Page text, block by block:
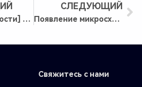
[Хорошие новости] Компания Chengdu Zongheng Intelligent Control Technology Co., Ltd. была вновь признана национальным высокотехнологичным предприятием
СЛЕДУЮЩИЙ
Появление микросхем с искусственным интеллектом на границе позволяет сделать интеллектуальным все
Свяжитесь с нами